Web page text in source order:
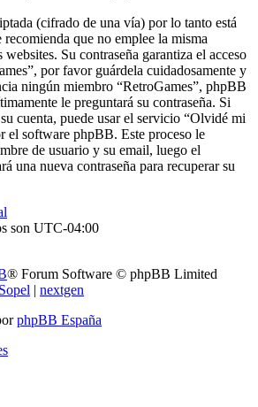
(cifrado de una vía) por lo tanto está
recomienda que no emplee la misma
websites. Su contraseña garantiza el acceso
por favor guárdela cuidadosamente y
ningún miembro “RetroGames”, phpBB
le preguntará su contraseña. Si
cuenta, puede usar el servicio “Olvidé mi
el software phpBB. Este proceso le
de usuario y su email, luego el
una nueva contraseña para recuperar su
son UTC-04:00
® Forum Software © phpBB Limited
Sopel | nextgen
phpBB España